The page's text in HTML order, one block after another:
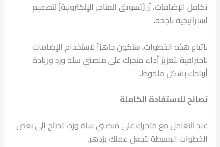
تكامل الإضافات، زُر [تسويق المتاجر الإلكترونية] لتصميم
استراتيجية ناجحة.
باتباع هذه الخطوات، ستكون جاهزاً لاستخدام الإضافات
باحترافية لتعزيز أداء متجرك على منصتي سلة وزد وزيادة
أرباحك بشكل ملحوظ.
نصائح للاستفادة الكاملة
عند التعامل مع متجرك على منصتي سلة وزد، تحتاج إلى بعض
الخطوات البسيطة لتجعل عملك يزدهر.